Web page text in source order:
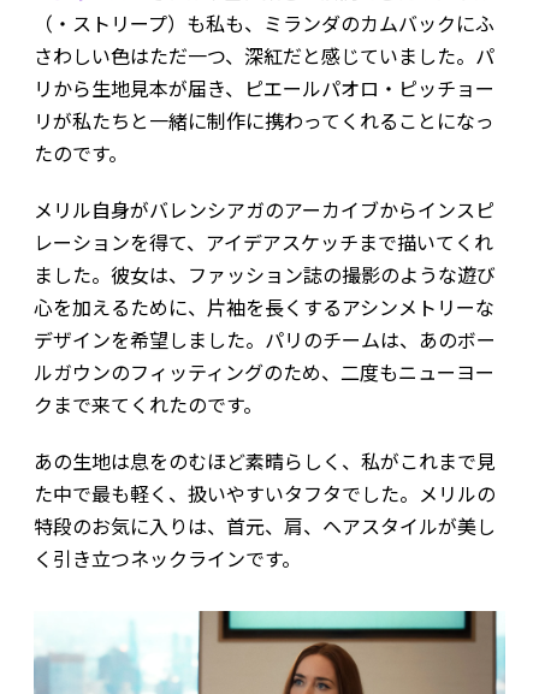
（・ストリープ）も私も、ミランダのカムバックにふ
さわしい色はただ一つ、深紅だと感じていました。パ
リから生地見本が届き、ピエールパオロ・ピッチョー
リが私たちと一緒に制作に携わってくれることになっ
たのです。
メリル自身がバレンシアガのアーカイブからインスピ
レーションを得て、アイデアスケッチまで描いてくれ
ました。彼女は、ファッション誌の撮影のような遊び
心を加えるために、片袖を長くするアシンメトリーな
デザインを希望しました。パリのチームは、あのボー
ルガウンのフィッティングのため、二度もニューヨー
クまで来てくれたのです。
あの生地は息をのむほど素晴らしく、私がこれまで見
た中で最も軽く、扱いやすいタフタでした。メリルの
特段のお気に入りは、首元、肩、ヘアスタイルが美し
く引き立つネックラインです。